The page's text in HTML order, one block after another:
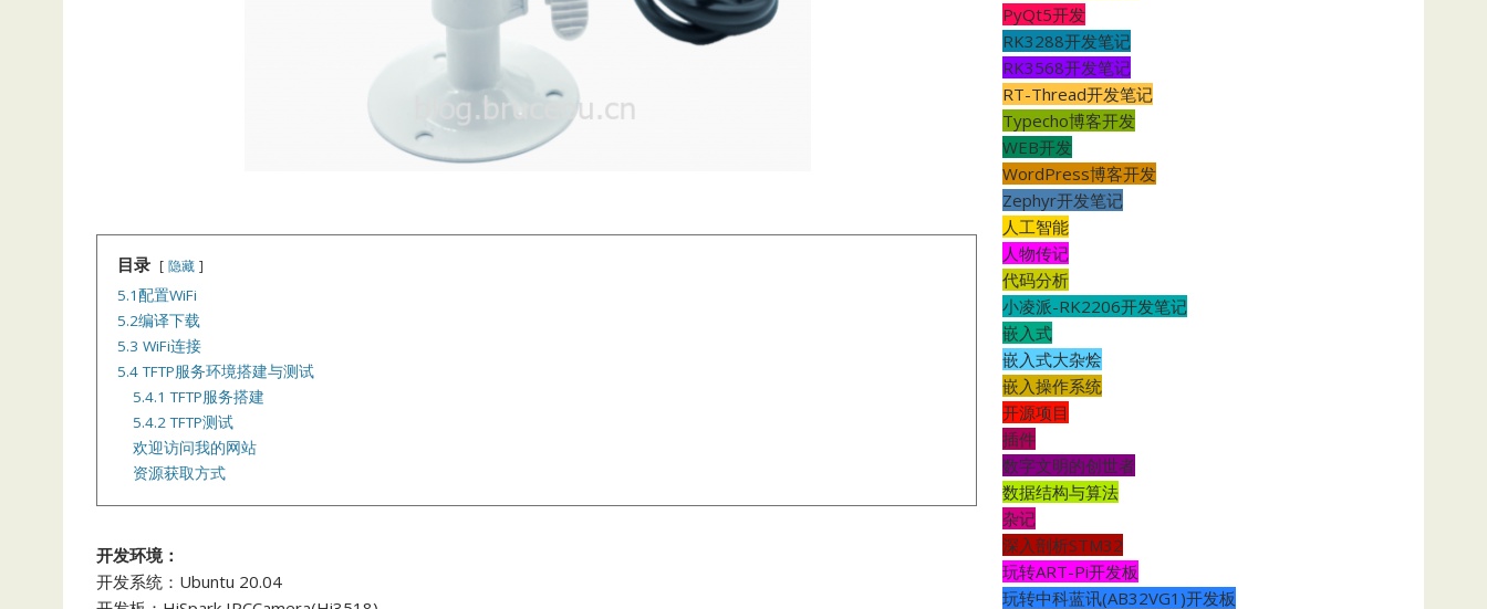
目录 隐藏
5.1配置WiFi
5.2编译下载
5.3 WiFi连接
5.4 TFTP服务环境搭建与测试
5.4.1 TFTP服务搭建
5.4.2 TFTP测试
欢迎访问我的网站
资源获取方式
开发环境：
开发系统：Ubuntu 20.04
PyQt5开发
RK3288开发笔记
RK3568开发笔记
RT-Thread开发笔记
Typecho博客开发
WEB开发
WordPress博客开发
Zephyr开发笔记
人工智能
人物传记
代码分析
小凌派-RK2206开发笔记
嵌入式
嵌入式大杂烩
嵌入操作系统
开源项目
插件
数字文明的创世者
数据结构与算法
杂记
深入剖析STM32
玩转ART-Pi开发板
玩转中科蓝讯(AB32VG1)开发板